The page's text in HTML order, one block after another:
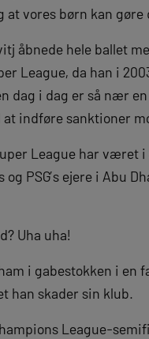
at vores børn kan gøre
åbnede hele ballet
League, da han i
dag i dag er så nær
indføre sanktioner
League har været
og PSG’s ejere i Abu
Uha uha!
i gabestokken i en
han skader sin klub.
League-